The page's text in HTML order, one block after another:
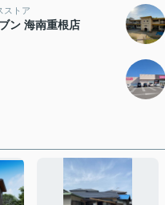
ストア
ン 海南重根店